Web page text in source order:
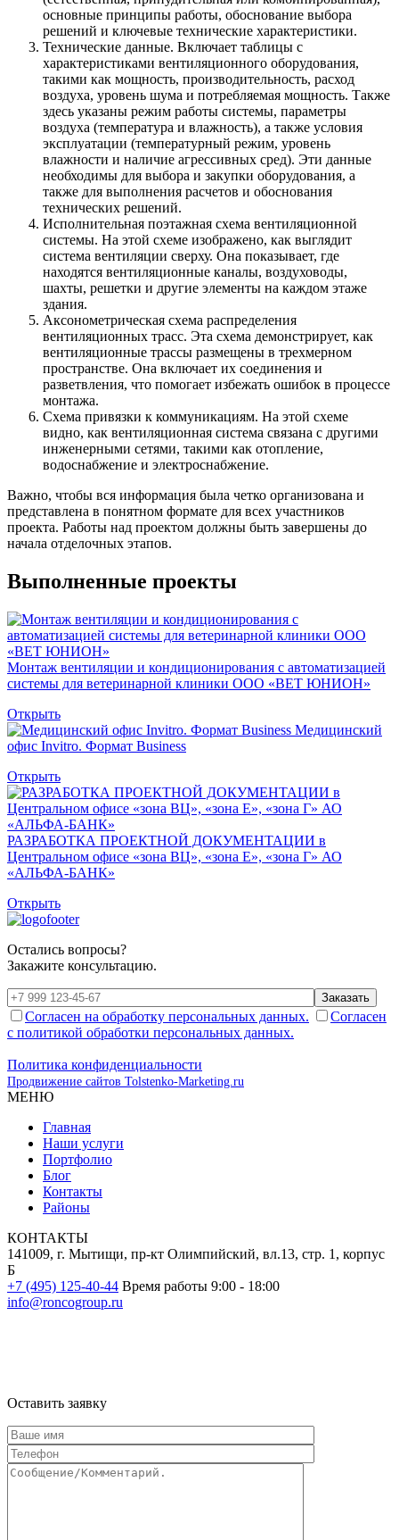
основные принципы работы, обоснование выбора
решений и ключевые технические характеристики.
Технические данные. Включает таблицы с
характеристиками вентиляционного оборудования,
такими как мощность, производительность, расход
воздуха, уровень шума и потребляемая мощность. Также
здесь указаны режим работы системы, параметры
воздуха (температура и влажность), а также условия
эксплуатации (температурный режим, уровень
влажности и наличие агрессивных сред). Эти данные
необходимы для выбора и закупки оборудования, а
также для выполнения расчетов и обоснования
технических решений.
Исполнительная поэтажная схема вентиляционной
системы. На этой схеме изображено, как выглядит
система вентиляции сверху. Она показывает, где
находятся вентиляционные каналы, воздуховоды,
шахты, решетки и другие элементы на каждом этаже
здания.
Аксонометрическая схема распределения
вентиляционных трасс. Эта схема демонстрирует, как
вентиляционные трассы размещены в трехмерном
пространстве. Она включает их соединения и
разветвления, что помогает избежать ошибок в процессе
монтажа.
Схема привязки к коммуникациям. На этой схеме
видно, как вентиляционная система связана с другими
инженерными сетями, такими как отопление,
водоснабжение и электроснабжение.
Важно, чтобы вся информация была четко организована и
представлена в понятном формате для всех участников
проекта. Работы над проектом должны быть завершены до
начала отделочных этапов.
Выполненные проекты
Монтаж вентиляции и кондиционирования с автоматизацией
системы для ветеринарной клиники ООО «ВЕТ ЮНИОН»
Открыть
Медицинский
офис Invitro. Формат Business
Открыть
РАЗРАБОТКА ПРОЕКТНОЙ ДОКУМЕНТАЦИИ в
Центральном офисе «зона ВЦ», «зона Е», «зона Г» АО
«АЛЬФА-БАНК»
Открыть
Остались вопросы?
Закажите консультацию.
Заказать
Согласен на обработку персональных данных.
Согласен
с политикой обработки персональных данных.
Политика конфиденциальности
Продвижение сайтов Tolstenko-Marketing.ru
МЕНЮ
Главная
Наши услуги
Портфолио
Блог
Контакты
Районы
КОНТАКТЫ
141009, г. Мытищи, пр-кт Олимпийский, вл.13, стр. 1, корпус
Б
+7 (495) 125-40-44 Время работы 9:00 - 18:00
info@roncogroup.ru
Оставить заявку